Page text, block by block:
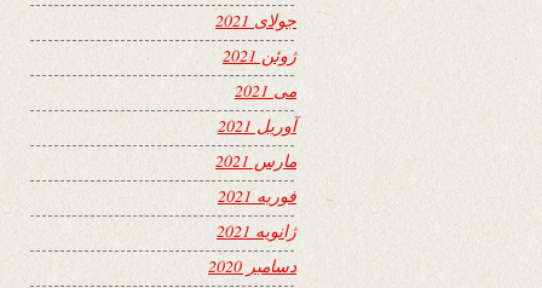
جولای 2021
ژوئن 2021
می 2021
آوریل 2021
مارس 2021
فوریه 2021
ژانویه 2021
دسامبر 2020